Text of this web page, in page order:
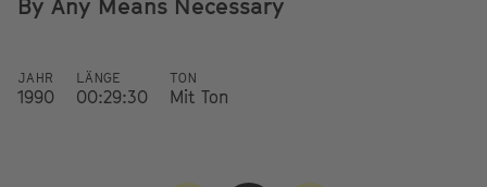
By Any Means Necessary
JAHR
1990
LÄNGE
00:29:30
TON
Mit Ton